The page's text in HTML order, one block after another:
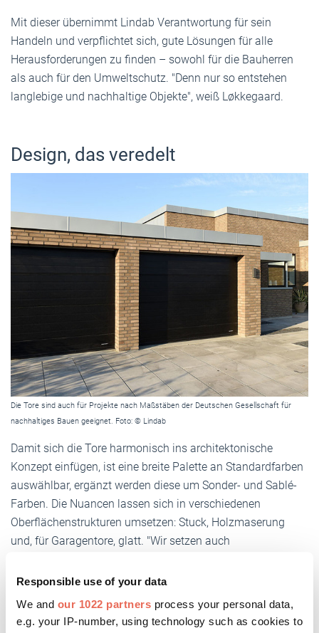
Responsible use of your data
We and our 1022 partners process your personal data,
e.g. your IP-number, using technology such as cookies to
Mit dieser übernimmt Lindab Verantwortung für sein
Handeln und verpflichtet sich, gute Lösungen für alle
Herausforderungen zu finden – sowohl für die Bauherren
als auch für den Umweltschutz. "Denn nur so entstehen
langlebige und nachhaltige Objekte", weiß Løkkegaard.
Design, das veredelt
Die Tore sind auch für Projekte nach Maßstäben der Deutschen Gesellschaft für
nachhaltiges Bauen geeignet. Foto: © Lindab
Damit sich die Tore harmonisch ins architektonische
Konzept einfügen, ist eine breite Palette an Standardfarben
auswählbar, ergänzt werden diese um Sonder- und Sablé-
Farben. Die Nuancen lassen sich in verschiedenen
Oberflächenstrukturen umsetzen: Stuck, Holzmaserung
und, für Garagentore, glatt. "Wir setzen auch
auf das Tor aufbringen", berichtet Løkkegaard.
Die Ausführung als Rahmensprossentor erlaubt, dass
natürliches Licht von außen ins Gebäudeinnere fällt. "Für